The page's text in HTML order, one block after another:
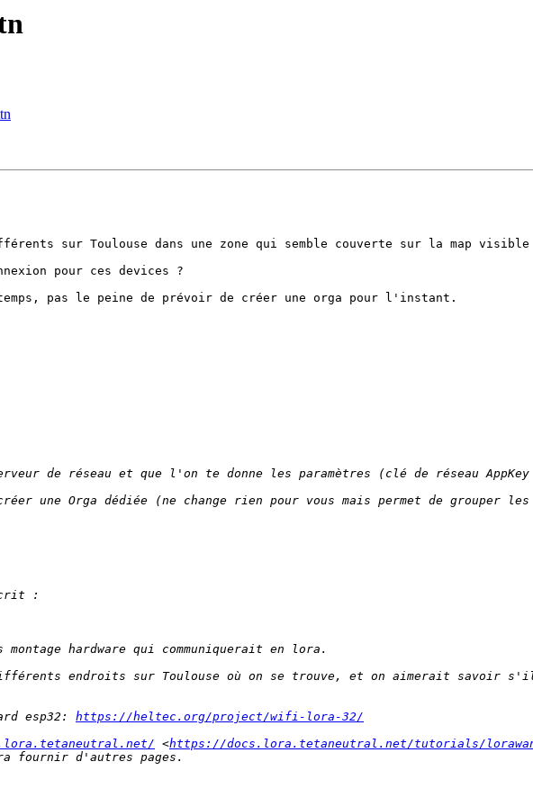
sur Toulouse dans une zone qui semble couverte sur la map
pour ces devices ?
pas le peine de prévoir de créer une orga pour l'instant.
une Orga dédiée (ne change rien pour vous mais permet de grouper
endroits sur Toulouse où on se trouve, et on aimerait savoir
esp32: https://heltec.org/project/wifi-lora-32/
<https://docs.lora.tetaneutral.net/tutorials/